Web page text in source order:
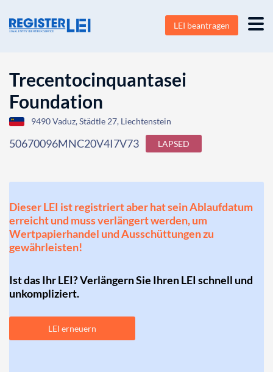
LEI beantragen
Trecentocinquantasei
Foundation
9490 Vaduz, Städtle 27, Liechtenstein
50670096MNC20V4I7V73 LAPSED
Dieser LEI ist registriert aber hat sein Ablaufdatum
erreicht und muss verlängert werden, um
Wertpapierhandel und Ausschüttungen zu
gewährleisten!
Ist das Ihr LEI? Verlängern Sie Ihren LEI schnell und
unkompliziert.
LEI erneuern